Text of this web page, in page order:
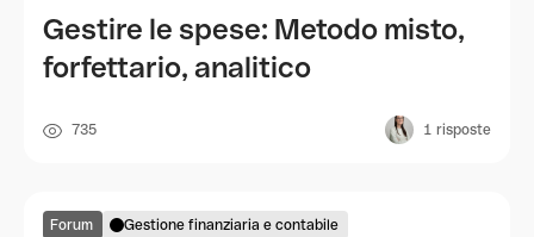
Gestire le spese: Metodo misto,
forfettario, analitico
735 1 risposte
Forum Gestione finanziaria e contabile